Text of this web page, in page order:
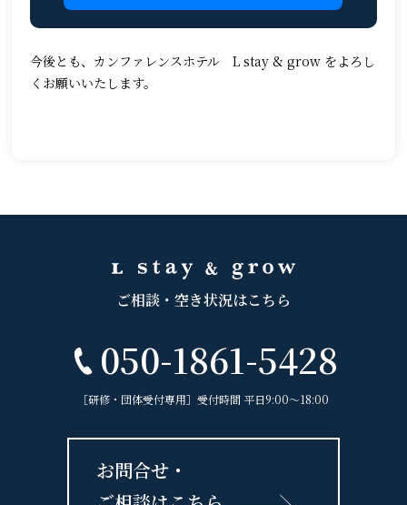
今後とも、カンファレンスホテル L stay & grow をよろし
くお願いいたします。
ご相談・空き状況はこちら
050-1861-5428
［研修・団体受付専用］受付時間 平日9:00〜18:00
お問合せ・